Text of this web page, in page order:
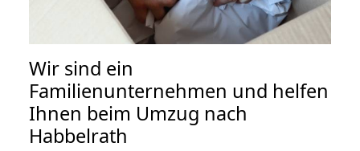
Wir sind ein
Familienunternehmen und helfen
Ihnen beim Umzug nach
Habbelrath